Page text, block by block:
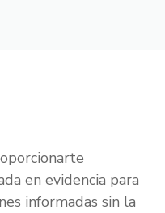
en evidencia para
informadas sin la